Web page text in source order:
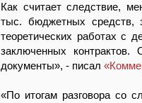
Как считает следствие,
тыс. бюджетных средств,
теоретических работах с
заключенных
документы», - писал
«По итогам разговора со